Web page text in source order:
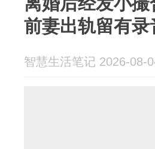
前妻出轨留有录
智慧生活笔记 2026-08-